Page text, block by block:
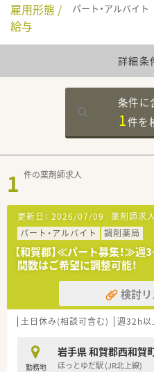
雇用形態 /
給与
パート・アルバイト
詳細条
条件に
1件を
1 件の薬剤師求人
更新日： 2026/07/09 薬剤師求
パート・アルバイト
調剤薬局
【和賀郡】≪パート募集！≫
間数はご希望に調整可能！
検討
土日休み(相談可含む) 週32h以
勤務地
岩手県 和賀郡西和賀
ほっとゆだ駅 (JR北上線)